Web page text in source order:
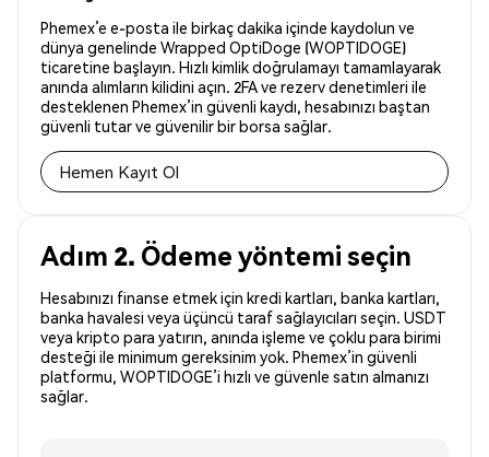
Phemex’e e-posta ile birkaç dakika içinde kaydolun ve
dünya genelinde Wrapped OptiDoge (WOPTIDOGE)
ticaretine başlayın. Hızlı kimlik doğrulamayı tamamlayarak
anında alımların kilidini açın. 2FA ve rezerv denetimleri ile
desteklenen Phemex’in güvenli kaydı, hesabınızı baştan
güvenli tutar ve güvenilir bir borsa sağlar.
Hemen Kayıt Ol
Adım 2. Ödeme yöntemi seçin
Hesabınızı finanse etmek için kredi kartları, banka kartları,
banka havalesi veya üçüncü taraf sağlayıcıları seçin. USDT
veya kripto para yatırın, anında işleme ve çoklu para birimi
desteği ile minimum gereksinim yok. Phemex’in güvenli
platformu, WOPTIDOGE’i hızlı ve güvenle satın almanızı
sağlar.